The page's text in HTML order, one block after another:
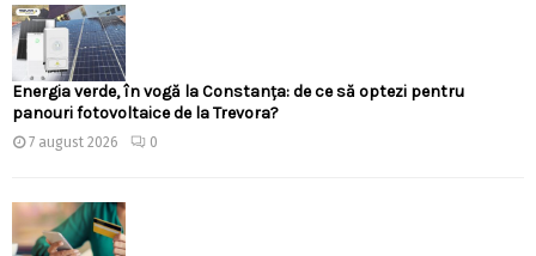
Energia verde, în vogă la Constanța: de ce să optezi pentru
panouri fotovoltaice de la Trevora?
7 august 2026 0